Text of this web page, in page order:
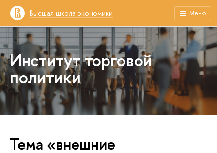
Высшая школа экономики Меню
Институт торговой
политики
Тема «внешние